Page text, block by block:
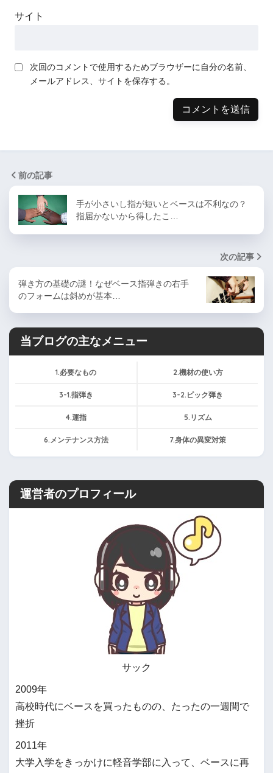
サイト
次回のコメントで使用するためブラウザーに自分の名前、
メールアドレス、サイトを保存する。
前の記事
手が小さいし指が短いとベースは不利なの？
指届かないから得したこ…
次の記事
弾き方の基礎の謎！なぜベース指弾きの右手
のフォームは斜めが基本…
当ブログの主なメニュー
1.必要なもの 2.機材の使い方
3-1.指弾き 3-2.ピック弾き
4.運指 5.リズム
6.メンテナンス方法 7.身体の異変対策
運営者のプロフィール
サック
2009年
高校時代にベースを買ったものの、たったの一週間で
挫折
2011年
大学入学をきっかけに軽音学部に入って、ベースに再